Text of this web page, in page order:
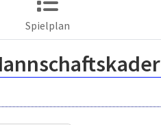
Spielplan